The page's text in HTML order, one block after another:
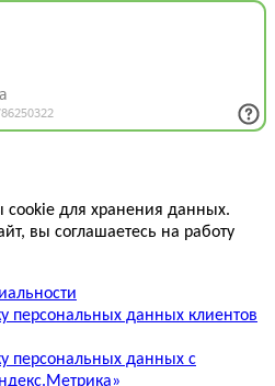
cookie для хранения данных.
вы соглашаетесь на работу
персональных данных клиентов
персональных данных с